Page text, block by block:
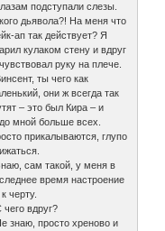
подступали слезы.
дьявола?! На меня что
ап так действует? Я
кулаком стену и вдруг
руку на плече.
ты чего как
они ж всегда так
– это был Кира – и
мной больше всех.
прикалываются, глупо
сам такой, у меня в
время настроение
черту.
чего вдруг?
знаю, просто хреново и